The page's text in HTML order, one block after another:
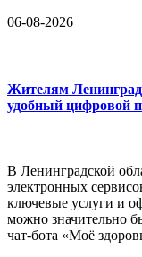
06-08-2026
Жителям
удобный цифровой
В Ленинградской
электронных
ключевые услуги и
можно значительно
чат-бота «Моё